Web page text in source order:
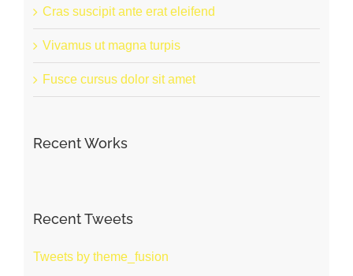
Cras suscipit ante erat eleifend
Vivamus ut magna turpis
Fusce cursus dolor sit amet
Recent Works
Recent Tweets
Tweets by theme_fusion